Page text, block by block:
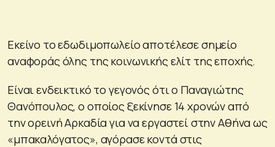
Εκείνο το εδωδιμοπωλείο αποτέλεσε σημείο
αναφοράς όλης της κοινωνικής ελίτ της εποχής.
Είναι ενδεικτικό το γεγονός ότι ο Παναγιώτης
Θανόπουλος, ο οποίος ξεκίνησε 14 χρονών από
την ορεινή Αρκαδία για να εργαστεί στην Αθήνα ως
«μπακαλόγατος», αγόρασε κοντά στις